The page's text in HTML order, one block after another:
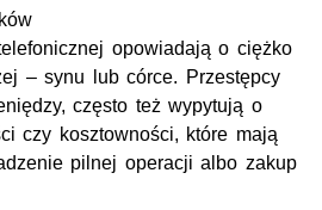
opowiadają o ciężko
– synu lub córce. Przestępcy
często też wypytują o
czy kosztowności, które mają
pilnej operacji albo zakup